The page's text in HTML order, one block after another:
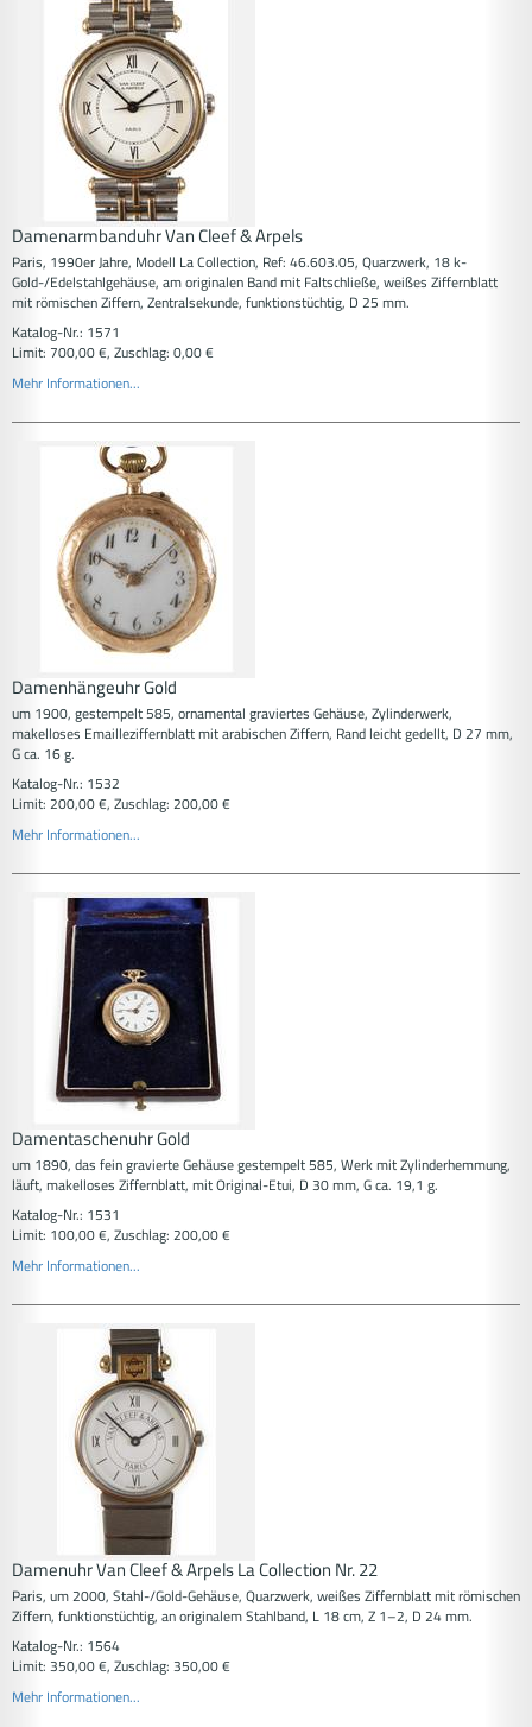
Damenarmbanduhr Van Cleef & Arpels
Paris, 1990er Jahre, Modell La Collection, Ref: 46.603.05, Quarzwerk, 18 k-
Gold-/Edelstahlgehäuse, am originalen Band mit Faltschließe, weißes Ziffernblatt
mit römischen Ziffern, Zentralsekunde, funktionstüchtig, D 25 mm.
Katalog-Nr.: 1571
Limit: 700,00 €, Zuschlag: 0,00 €
Mehr Informationen...
Damenhängeuhr Gold
um 1900, gestempelt 585, ornamental graviertes Gehäuse, Zylinderwerk,
makelloses Emailleziffernblatt mit arabischen Ziffern, Rand leicht gedellt, D 27 mm,
G ca. 16 g.
Katalog-Nr.: 1532
Limit: 200,00 €, Zuschlag: 200,00 €
Mehr Informationen...
Damentaschenuhr Gold
um 1890, das fein gravierte Gehäuse gestempelt 585, Werk mit Zylinderhemmung,
läuft, makelloses Ziffernblatt, mit Original-Etui, D 30 mm, G ca. 19,1 g.
Katalog-Nr.: 1531
Limit: 100,00 €, Zuschlag: 200,00 €
Mehr Informationen...
Damenuhr Van Cleef & Arpels La Collection Nr. 22
Paris, um 2000, Stahl-/Gold-Gehäuse, Quarzwerk, weißes Ziffernblatt mit römischen
Ziffern, funktionstüchtig, an originalem Stahlband, L 18 cm, Z 1–2, D 24 mm.
Katalog-Nr.: 1564
Limit: 350,00 €, Zuschlag: 350,00 €
Mehr Informationen...